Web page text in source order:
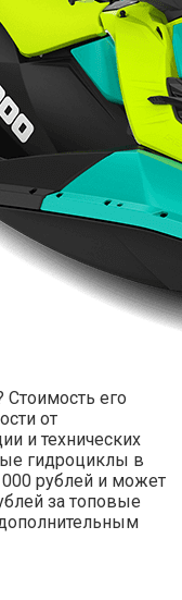
Стоимость его
от
и технических
гидроциклы в
000 рублей и может
за топовые